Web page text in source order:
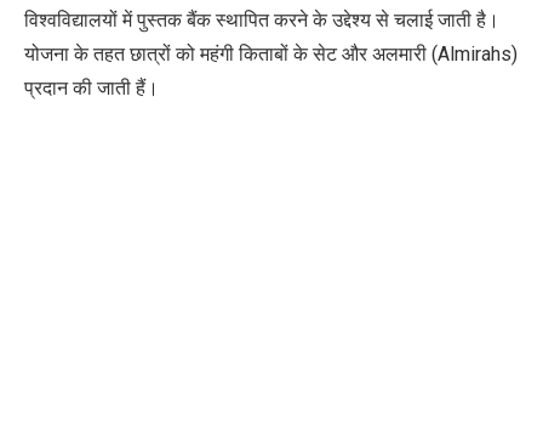
विश्वविद्यालयों में पुस्तक बैंक स्थापित करने के उद्देश्य से चलाई जाती है।
योजना के तहत छात्रों को महंगी किताबों के सेट और अलमारी (Almirahs)
प्रदान की जाती हैं।